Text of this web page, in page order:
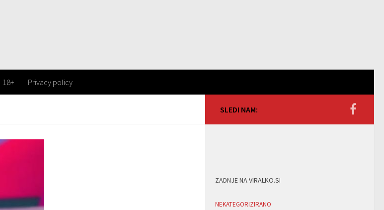
18+ Privacy policy
SLEDI NAM:
ZADNJE NA VIRALKO.SI
NEKATEGORIZIRANO